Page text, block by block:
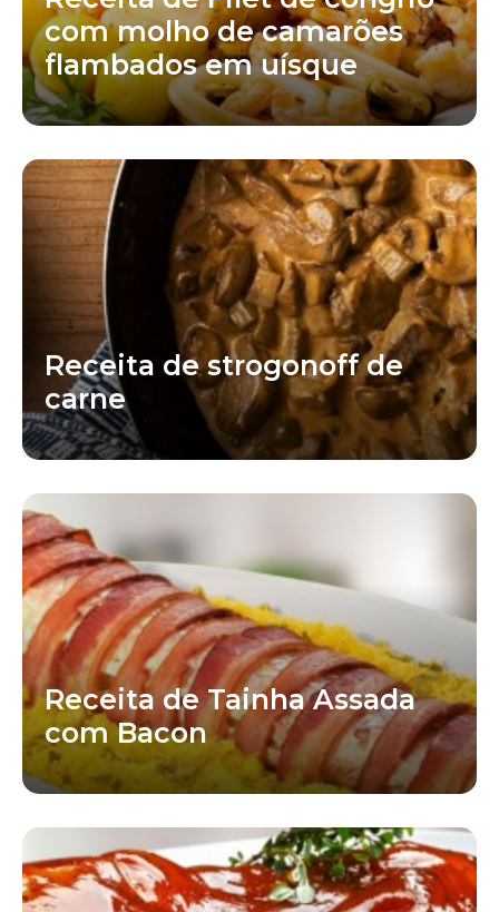
com molho de camarões
flambados em uísque
Receita de strogonoff de
carne
Receita de Tainha Assada
com Bacon